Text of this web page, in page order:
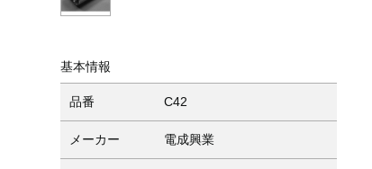
基本情報
品番 C42
メーカー 電成興業